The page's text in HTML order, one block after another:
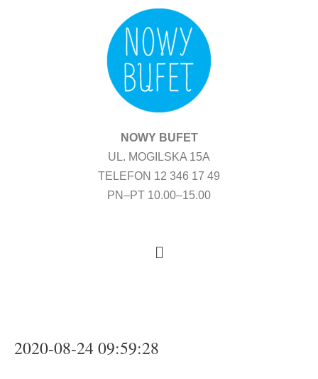
NOWY BUFET
UL. MOGILSKA 15A
TELEFON 12 346 17 49
PN–PT 10.00–15.00
Menu
2020-08-24 09:59:28